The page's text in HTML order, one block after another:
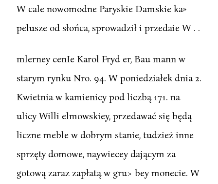
W cale nowomodne Paryskie Damskie ka»
pelusze od słońca, sprowadził i przedaie W . .
mlerney cenIe Karol Fryd er, Bau mann w
starym rynku Nro. 94. W poniedziałek dnia 2.
Kwietnia w kamienicy pod liczbą 171. na
ulicy Willi elmowskiey, przedawać się będą
liczne meble w dobrym stanie, tudzież inne
sprzęty domowe, naywiecey dającym za
gotową zaraz zapłatą w gru> bey monecie. W